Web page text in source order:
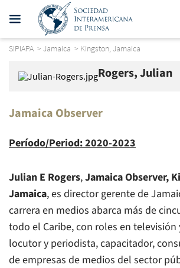
SIPIAPA > Jamaica > Kingston, Jamaica
Rogers, Julian
Jamaica Observer
Período/Period: 2020-2023
Julian E Rogers,Jamaica Observer,
Jamaica, es director gerente de
carrera en medios abarca más de
todo el Caribe, con roles en televisión
locutor y periodista, capacitador,
de empresas de medios del sector